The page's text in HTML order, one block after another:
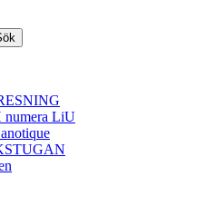
numera LiU